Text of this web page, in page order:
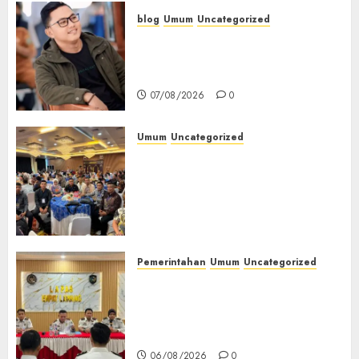
blog Umum Uncategorized
07/08/2026 0
Umum Uncategorized
Pemerintahan Umum Uncategorized
06/08/2026 0